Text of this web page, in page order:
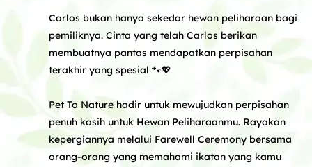
Carlos bukan hanya sekedar hewan peliharaan bagi
pemiliknya. Cinta yang telah Carlos berikan
membuatnya pantas mendapatkan perpisahan
terakhir yang spesial 🐾💖
Pet To Nature hadir untuk mewujudkan perpisahan
penuh kasih untuk Hewan Peliharaanmu. Rayakan
kepergiannya melalui Farewell Ceremony bersama
orang-orang yang memahami ikatan yang kamu